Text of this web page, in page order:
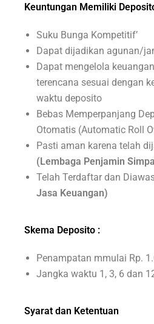
Keuntungan Memiliki
Suku Bunga Kompetitif’
Dapat dijadikan agunan/
Dapat mengelola
terencana sesuai dengan
waktu deposito
Bebas Memperpanjang
Otomatis (Automatic Roll
Pasti aman karena telah
(Lembaga Penjamin
Telah Terdaftar dan
Jasa Keuangan)
Skema Deposito :
Penampatan mmulai Rp.
Jangka waktu 1, 3, 6 dan
Syarat dan Ketentuan